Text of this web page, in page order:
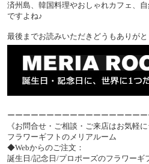
済州島、韓国料理やおしゃれカフェ、
ですよね♪
最後までお読みいただきどうもありがと
ーーーーーーーーーーーーーーーーー
《お問合せ・ご相談・ご来店はお気軽に
フラワーギフトのメリアルーム
◆Webからのご注文：
誕生日/記念日/プロポーズのフラワーギ